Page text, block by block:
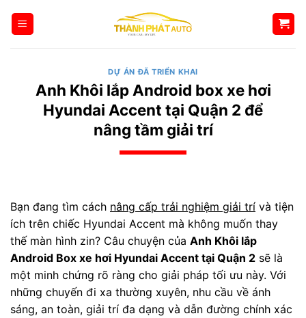
qua
DỰ ÁN ĐÃ TRIỂN KHAI
Anh Khôi lắp Android box xe hơi
Hyundai Accent tại Quận 2 để
nâng tầm giải trí
Bạn đang tìm cách nâng cấp trải nghiệm giải trí và tiện
ích trên chiếc Hyundai Accent mà không muốn thay
thế màn hình zin? Câu chuyện của Anh Khôi lắp
Android Box xe hơi Hyundai Accent tại Quận 2 sẽ là
một minh chứng rõ ràng cho giải pháp tối ưu này. Với
những chuyến đi xa thường xuyên, nhu cầu về ánh
sáng, an toàn, giải trí đa dạng và dẫn đường chính xác